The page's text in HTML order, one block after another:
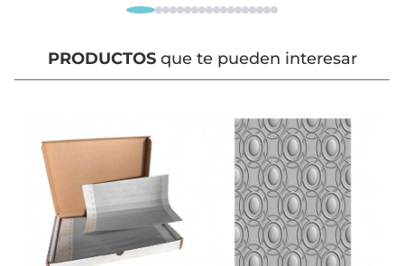
PRODUCTOSque te pueden interesar